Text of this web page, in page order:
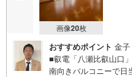
画像20枚
おすすめポイント 金
■叡電「八瀬比叡山口
南向きバルコニーで日